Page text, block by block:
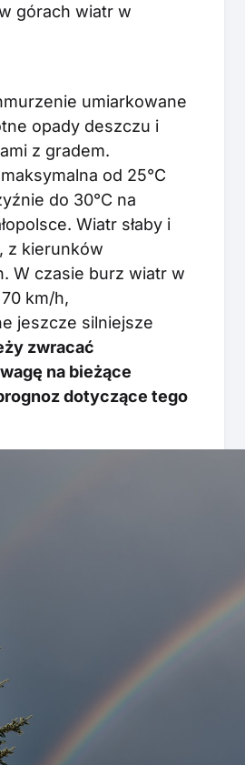
górach wiatr w
umiarkowane
opady deszczu i
z gradem.
od 25°C
do 30°C na
Wiatr słaby i
z kierunków
W czasie burz wiatr w
km/h,
jeszcze silniejsze
zwracać
na bieżące
dotyczące tego